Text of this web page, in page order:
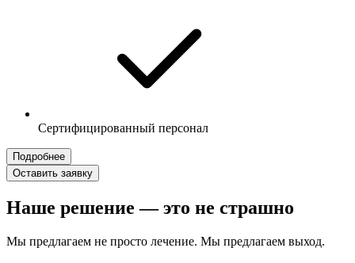
Сертифицированный персонал
Подробнее
Оставить заявку
Наше решение — это не страшно
Мы предлагаем не просто лечение. Мы предлагаем выход.